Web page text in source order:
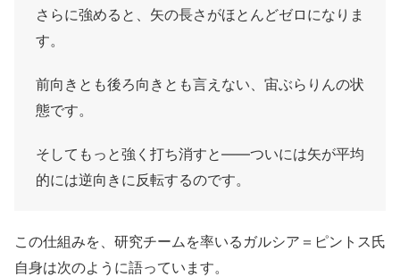
さらに強めると、矢の長さがほとんどゼロになりま
す。
前向きとも後ろ向きとも言えない、宙ぶらりんの状
態です。
そしてもっと強く打ち消すと——ついには矢が平均
的には逆向きに反転するのです。
この仕組みを、研究チームを率いるガルシア＝ピントス氏
自身は次のように語っています。